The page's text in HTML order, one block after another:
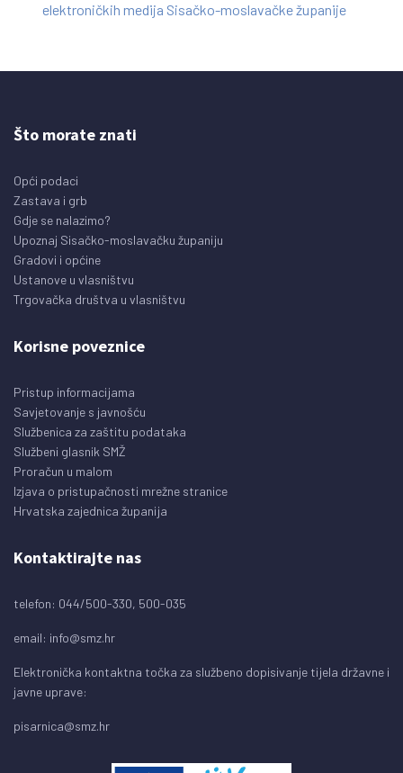
elektroničkih medija Sisačko-moslavačke županije
Što morate znati
Opći podaci
Zastava i grb
Gdje se nalazimo?
Upoznaj Sisačko-moslavačku županiju
Gradovi i općine
Ustanove u vlasništvu
Trgovačka društva u vlasništvu
Korisne poveznice
Pristup informacijama
Savjetovanje s javnošću
Službenica za zaštitu podataka
Službeni glasnik SMŽ
Proračun u malom
Izjava o pristupačnosti mrežne stranice
Hrvatska zajednica županija
Kontaktirajte nas
telefon: 044/500-330, 500-035
email: info@smz.hr
Elektronička kontaktna točka za službeno dopisivanje tijela državne i
javne uprave:
pisarnica@smz.hr